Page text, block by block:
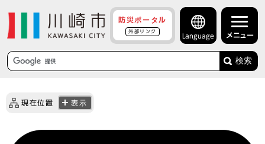
防災ポータル
外部リンク
Language メニュー
検索
現在位置 表示